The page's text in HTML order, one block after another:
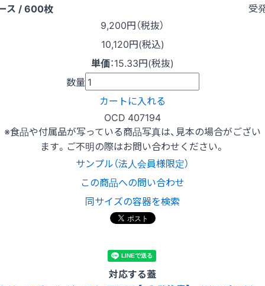
ス / 600枚
受
9,200円（税抜）
10,120円(税込)
単価：15.33円(税抜)
数量
カートに入れる
OCD 407194
※食品や付属品が写っている商品写真は、見本の場合がござい
ます。ご不明の際はお問い合わせください。
サンプル（法人会員様限定）
この商品への問い合わせ
同サイズの容器を検索
対応する蓋